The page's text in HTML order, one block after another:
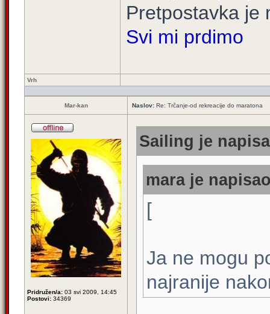
Pretpostavka je
Svi mi prdimo
Vrh
Mar-kan Naslov: Re: Trčanje-od rekreacije do maratona
Pridružen/a: 03 svi 2009, 14:45
Postovi: 34369
Sailing je
mara je
[
Ja ne mogu
najranije